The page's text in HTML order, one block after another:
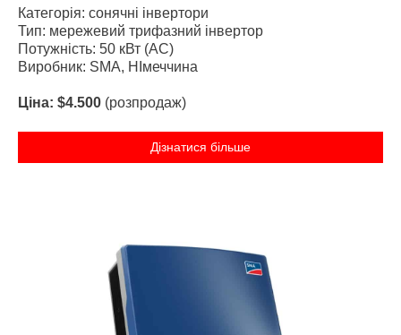
Категорія: сонячні інвертори
Тип: мережевий трифазний інвертор
Потужність: 50 кВт (AC)
Виробник: SMA, НІмеччина
Ціна: $4.500 (розпродаж)
Дізнатися більше